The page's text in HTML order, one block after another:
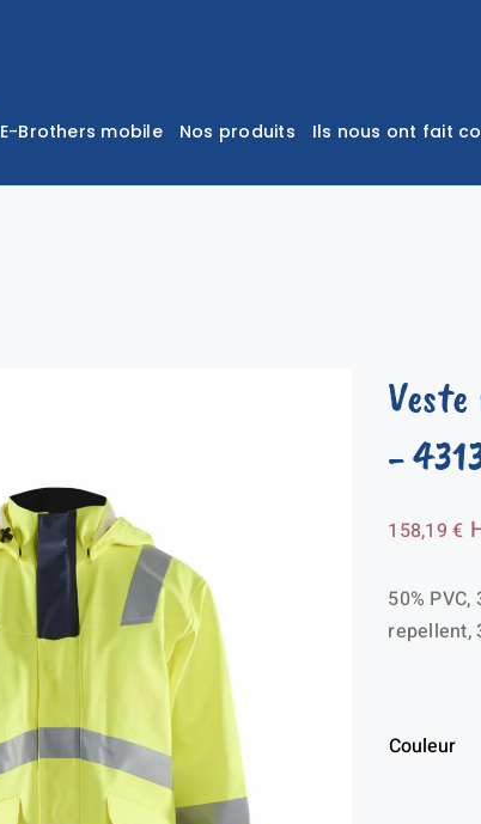
E-Brothers mobile Nos produits Ils nous ont fait
-
158,19€
50%
repellent,
Couleur